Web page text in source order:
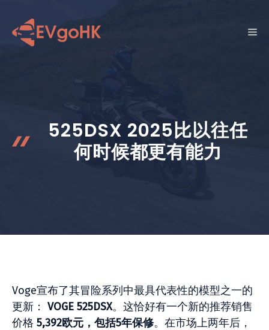
菜
525DSX 2025比以往任
何时候都更有能力
Voge宣布了其冒险系列中最具代表性的模型之一的
更新： VOGE 525DSX。这恰好有一个新的推荐销售
价格 5,392欧元，包括5年保修。在市场上两年后，